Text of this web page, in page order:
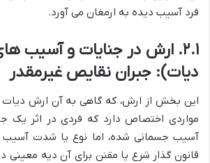
فرد آسیب دیده به ارمغان می آورد.
۲.۱. ارش در جنایات و آسیب
دیات): جبران نقایص غیرمقدر
این بخش از ارش، که گاهی به آن ارش دیات
مواردی اختصاص دارد که فردی در اثر یک
آسیب جسمانی شده، اما نوع یا شدت
قانون گذار شرع یا مقنن برای آن دیه معینی